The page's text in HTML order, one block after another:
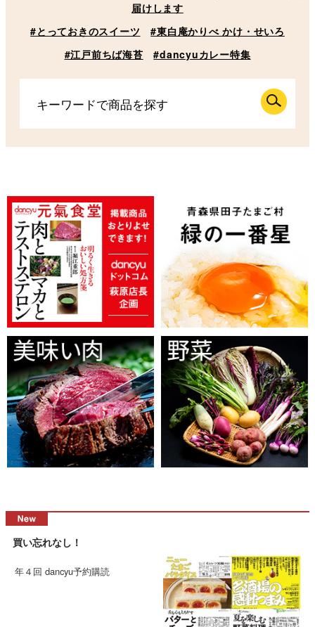
届けします
#とっておきのスイーツ
#東白庵かりべ かけ・せいろ
#江戸前ちば海苔
#dancyuカレー特集
買い忘れなし！
年４回 dancyu予約購読